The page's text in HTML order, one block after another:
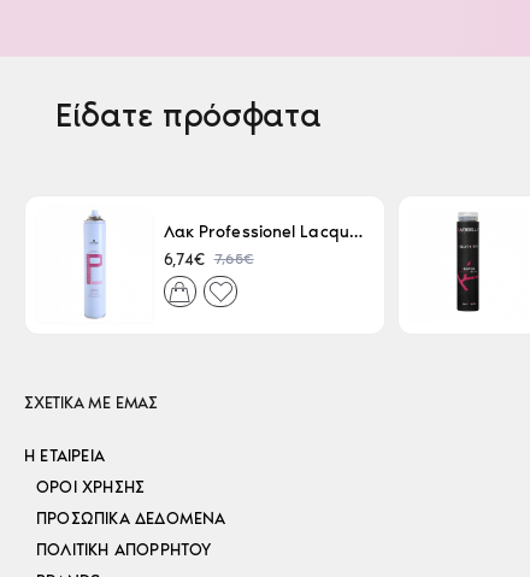
Είδατε πρόσφατα
Λακ Professionel Lacque Super Strong 500ml
6,74€ 7,65€
ΣΧΕΤΙΚΑ ΜΕ ΕΜΑΣ
Η ΕΤΑΙΡΕΊΑ
ΌΡΟΙ ΧΡΉΣΗΣ
ΠΡΟΣΩΠΙΚΆ ΔΕΔΟΜΈΝΑ
ΠΟΛΙΤΙΚΉ ΑΠΟΡΡΉΤΟΥ